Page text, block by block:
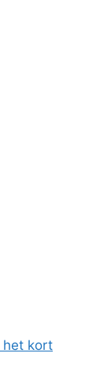
het kort